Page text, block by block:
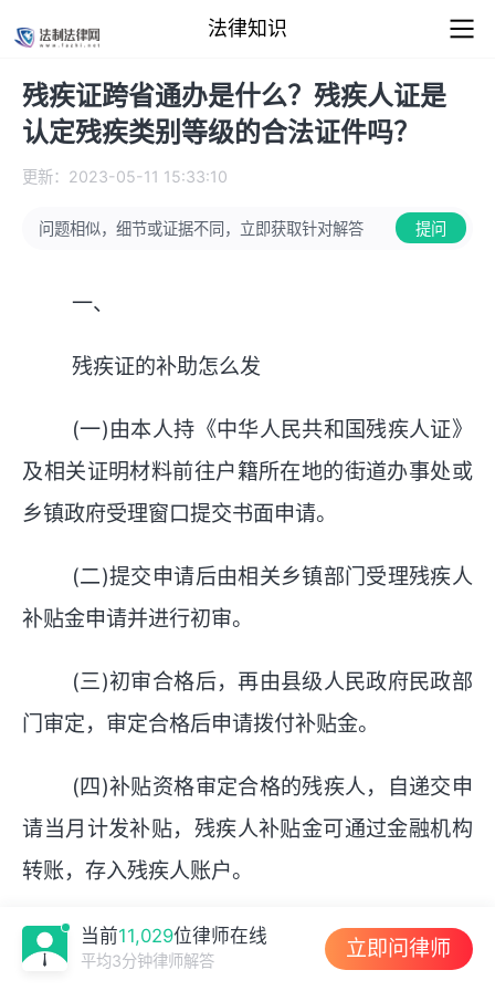
法律知识
残疾证跨省通办是什么？残疾人证是
认定残疾类别等级的合法证件吗？
更新：2023-05-11 15:33:10
问题相似，细节或证据不同，立即获取针对解答 提问
一、
残疾证的补助怎么发
(一)由本人持《中华人民共和国残疾人证》
及相关证明材料前往户籍所在地的街道办事处或
乡镇政府受理窗口提交书面申请。
(二)提交申请后由相关乡镇部门受理残疾人
补贴金申请并进行初审。
(三)初审合格后，再由县级人民政府民政部
门审定，审定合格后申请拨付补贴金。
(四)补贴资格审定合格的残疾人，自递交申
请当月计发补贴，残疾人补贴金可通过金融机构
转账，存入残疾人账户。
当前11,029位律师在线
平均3分钟律师解答 立即问律师